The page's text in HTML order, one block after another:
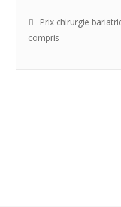
Prix chirurgie
compris